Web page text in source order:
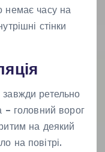
немає часу на
стінки
завжди ретельно
– головний ворог
на деякий
на повітрі.